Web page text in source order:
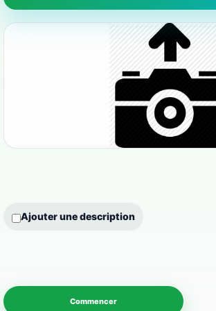
Ajouter une description